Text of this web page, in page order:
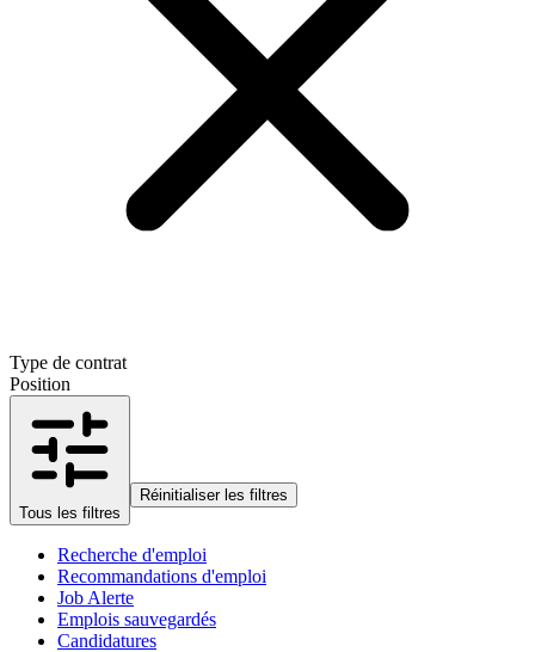
Type de contrat
Position
Tous les filtres
Réinitialiser les filtres
Recherche d'emploi
Recommandations d'emploi
Job Alerte
Emplois sauvegardés
Candidatures